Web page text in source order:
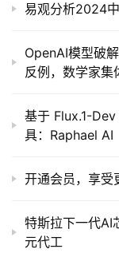
易观分析2024
OpenAI模型破
反例，数学家集
基于 Flux.1-
具：Raphael AI
开通会员，享受
特斯拉下一代AI
元代工